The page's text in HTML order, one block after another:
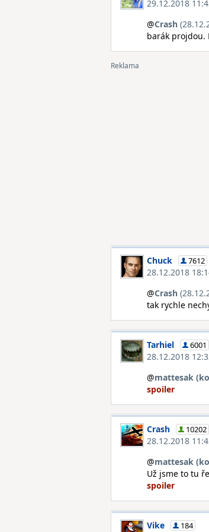
29.12.2018
@Crash
barák projdou.
Chuck 7612
28.12.2018
@Crash
tak rychle
Tarhiel 6001
28.12.2018
@mattesak
Crash 10202
28.12.2018
@mattesak
Už jsme to tu
Vike 184